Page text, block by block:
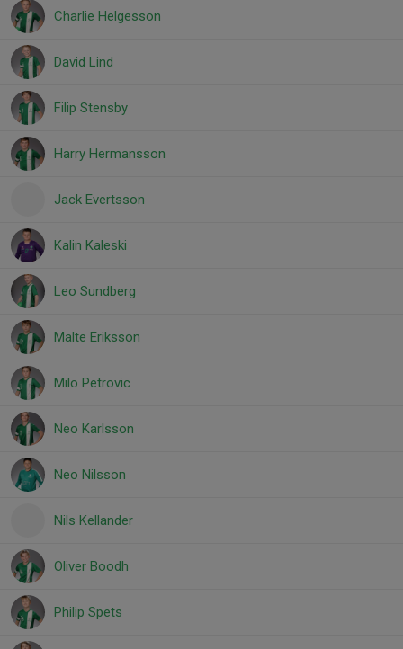
Charlie Helgesson
David Lind
Filip Stensby
Harry Hermansson
Jack Evertsson
Kalin Kaleski
Leo Sundberg
Malte Eriksson
Milo Petrovic
Neo Karlsson
Neo Nilsson
Nils Kellander
Oliver Boodh
Philip Spets